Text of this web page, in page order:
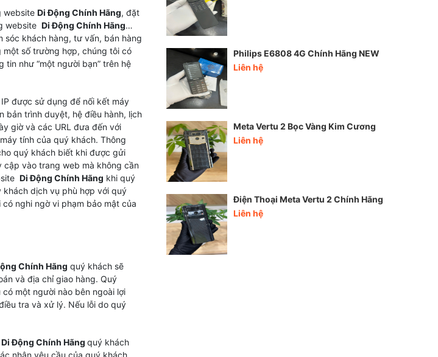
website Di Động Chính Hãng, đặt
website Di Động Chính Hãng…
sóc khách hàng, tư vấn, bán hàng
số trường hợp, chúng tôi có
như “một người bạn” trên hệ
được sử dụng để nối kết máy
bản trình duyệt, hệ điều hành, lịch
giờ và các URL đưa đến với
tính của quý khách. Thông
quý khách biết khi được gửi
vào trang web mà không cần
Di Động Chính Hãng khi quý
dịch vụ phù hợp với quý
nghi ngờ vi phạm bảo mật của
Chính Hãng quý khách sẽ
và địa chỉ giao hàng. Quý
một người nào bên ngoài lợi
tra và xử lý. Nếu lỗi do quý
Di Động Chính Hãng quý khách
nhận yêu cầu của quý khách.
Philips E6808 4G Chính Hãng NEW
Liên hệ
Meta Vertu 2 Bọc Vàng Kim Cương
Liên hệ
Điện Thoại Meta Vertu 2 Chính Hãng
Liên hệ